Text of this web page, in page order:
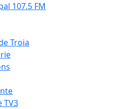
107.5 FM
Troia
TV3